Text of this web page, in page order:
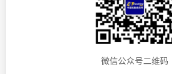
微信公众号二维码